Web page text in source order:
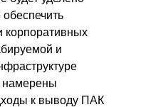
корпоративных
и
намерены
к выводу ПАК